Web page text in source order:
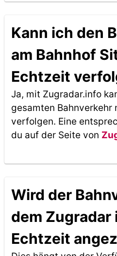
Kann ich den
am Bahnhof
Echtzeit
Ja, mit Zugradar.info
gesamten Bahnverkehr
verfolgen. Eine
du auf der Seite von
Wird der
dem Zugradar
Echtzeit